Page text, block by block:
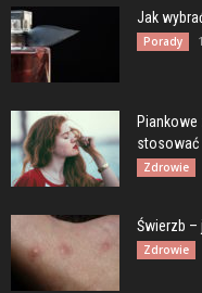
Jak
Porady
stosować
Zdrowie
Świerzb –
Zdrowie